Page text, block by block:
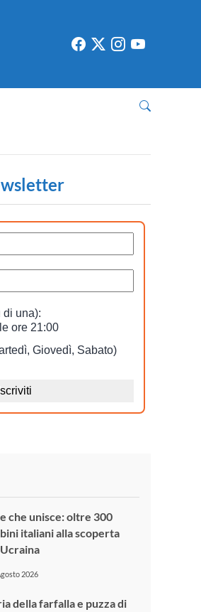
che unisce: oltre 300
italiani alla scoperta
2026
della farfalla e puzza di